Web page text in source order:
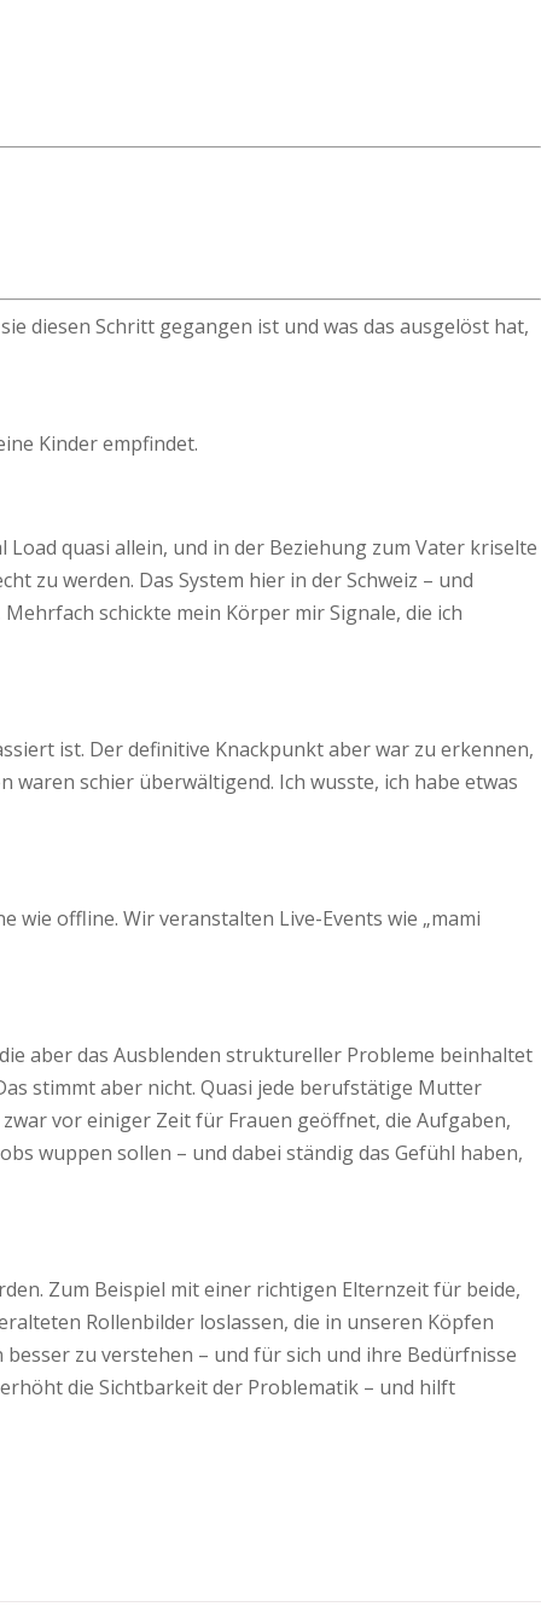
diesen Schritt gegangen ist und was das ausgelöst hat,
Kinder empfindet.
quasi allein, und in der Beziehung zum Vater kriselte
zu werden. Das System hier in der Schweiz – und
schickte mein Körper mir Signale, die ich
ist. Der definitive Knackpunkt aber war zu erkennen,
waren schier überwältigend. Ich wusste, ich habe etwas
wie offline. Wir veranstalten Live-Events wie „mami
aber das Ausblenden struktureller Probleme beinhaltet
stimmt aber nicht. Quasi jede berufstätige Mutter
vor einiger Zeit für Frauen geöffnet, die Aufgaben,
wuppen sollen – und dabei ständig das Gefühl haben,
Zum Beispiel mit einer richtigen Elternzeit für beide,
Rollenbilder loslassen, die in unseren Köpfen
zu verstehen – und für sich und ihre Bedürfnisse
die Sichtbarkeit der Problematik – und hilft